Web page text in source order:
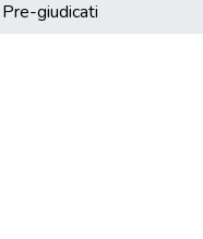
Pre-giudicati